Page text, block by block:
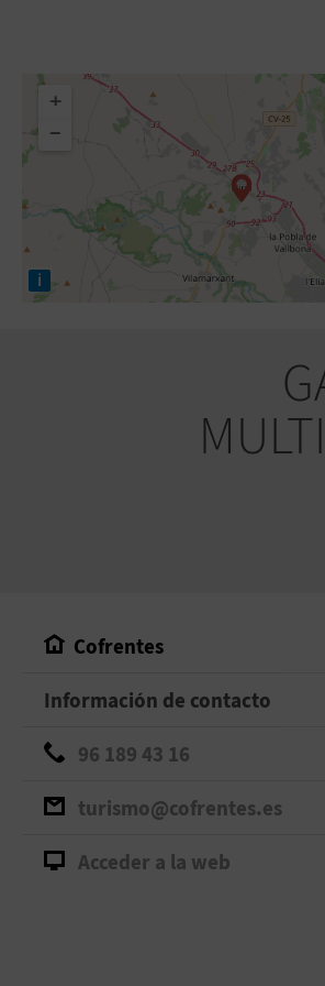
+
−
i
Cofrentes
Información de contacto
96 189 43 16
turismo@cofrentes.es
Acceder a la web